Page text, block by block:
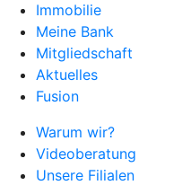
Immobilie
Meine Bank
Mitgliedschaft
Aktuelles
Fusion
Warum wir?
Videoberatung
Unsere Filialen